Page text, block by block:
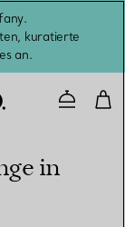
kuratierte
an.
in